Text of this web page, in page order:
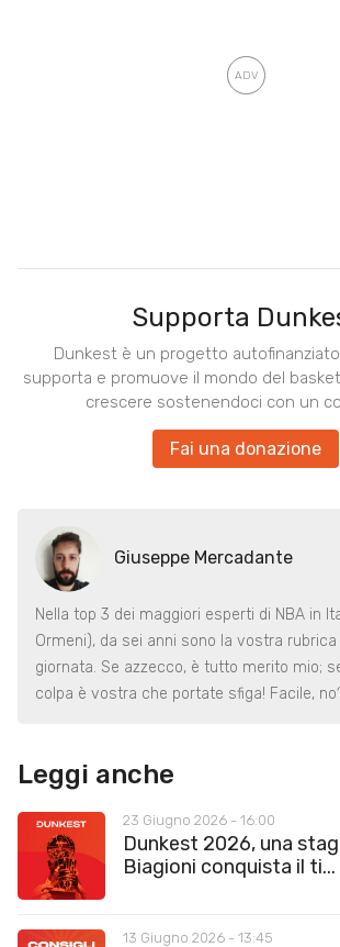
Supporta
Dunkest è un progetto
supporta e promuove il mondo del
crescere sostenendoci con un
Fai una donazione
Giuseppe Mercadante
Nella top 3 dei maggiori esperti di NBA in
Ormeni), da sei anni sono la vostra
giornata. Se azzecco, è tutto merito mio;
colpa è vostra che portate sfiga! Facile,
Leggi anche
23 Giugno 2026 - 16:00
Dunkest 2026, una
Biagioni conquista il ti...
13 Giugno 2026 - 13:45